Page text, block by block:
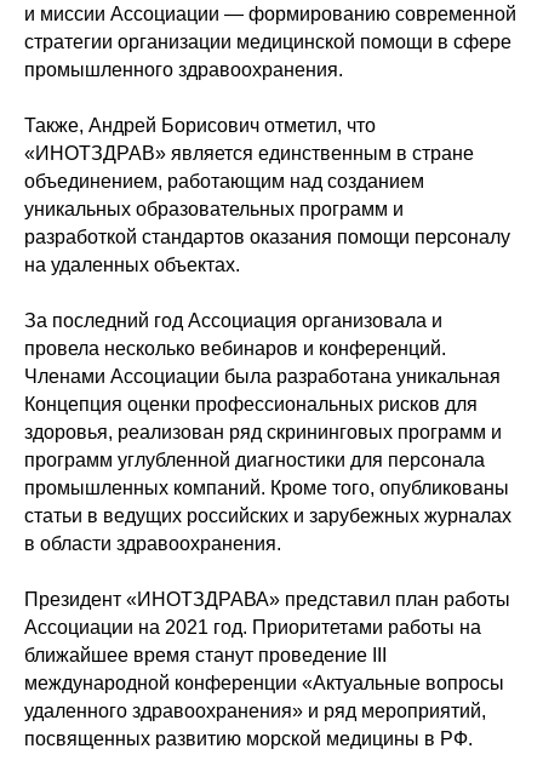
и миссии Ассоциации — формированию современной
стратегии организации медицинской помощи в сфере
промышленного здравоохранения.
Также, Андрей Борисович отметил, что
«ИНОТЗДРАВ» является единственным в стране
объединением, работающим над созданием
уникальных образовательных программ и
разработкой стандартов оказания помощи персоналу
на удаленных объектах.
За последний год Ассоциация организовала и
провела несколько вебинаров и конференций.
Членами Ассоциации была разработана уникальная
Концепция оценки профессиональных рисков для
здоровья, реализован ряд скрининговых программ и
программ углубленной диагностики для персонала
промышленных компаний. Кроме того, опубликованы
статьи в ведущих российских и зарубежных журналах
в области здравоохранения.
Президент «ИНОТЗДРАВА» представил план работы
Ассоциации на 2021 год. Приоритетами работы на
ближайшее время станут проведение III
международной конференции «Актуальные вопросы
удаленного здравоохранения» и ряд мероприятий,
посвященных развитию морской медицины в РФ.